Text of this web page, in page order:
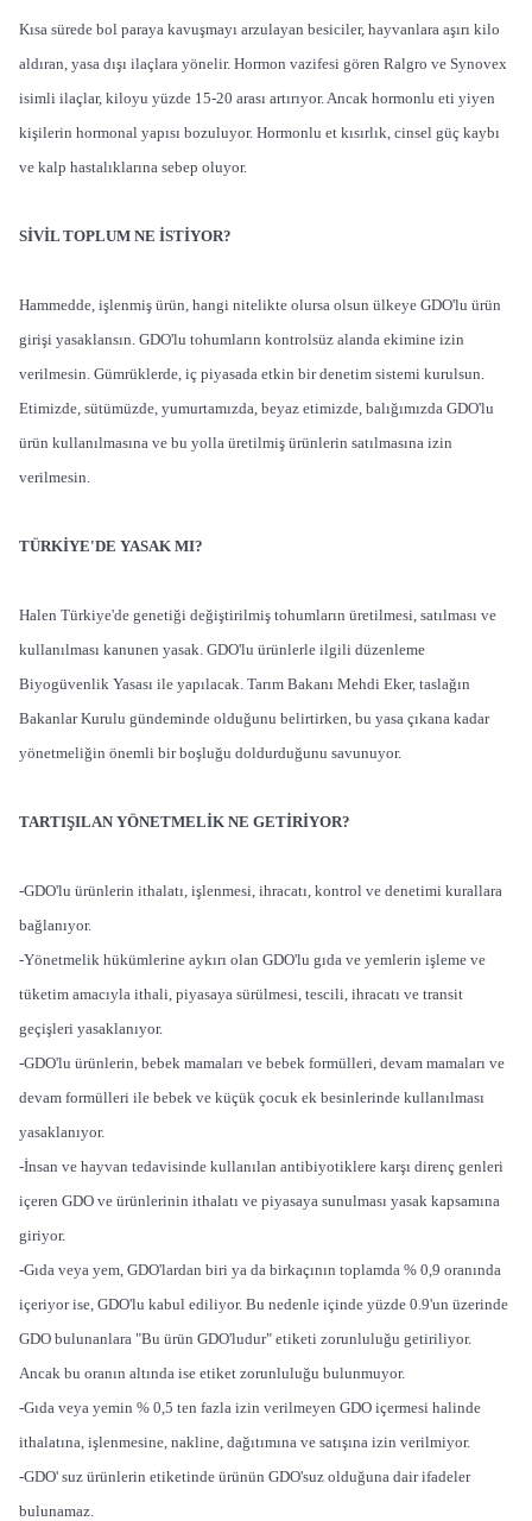
Kısa sürede bol paraya kavuşmayı arzulayan besiciler, hayvanlara aşırı kilo
aldıran, yasa dışı ilaçlara yönelir. Hormon vazifesi gören Ralgro ve Synovex
isimli ilaçlar, kiloyu yüzde 15-20 arası artırıyor. Ancak hormonlu eti yiyen
kişilerin hormonal yapısı bozuluyor. Hormonlu et kısırlık, cinsel güç kaybı
ve kalp hastalıklarına sebep oluyor.
SİVİL TOPLUM NE İSTİYOR?
Hammedde, işlenmiş ürün, hangi nitelikte olursa olsun ülkeye GDO'lu ürün
girişi yasaklansın. GDO'lu tohumların kontrolsüz alanda ekimine izin
verilmesin. Gümrüklerde, iç piyasada etkin bir denetim sistemi kurulsun.
Etimizde, sütümüzde, yumurtamızda, beyaz etimizde, balığımızda GDO'lu
ürün kullanılmasına ve bu yolla üretilmiş ürünlerin satılmasına izin
verilmesin.
TÜRKİYE'DE YASAK MI?
Halen Türkiye'de genetiği değiştirilmiş tohumların üretilmesi, satılması ve
kullanılması kanunen yasak. GDO'lu ürünlerle ilgili düzenleme
Biyogüvenlik Yasası ile yapılacak. Tarım Bakanı Mehdi Eker, taslağın
Bakanlar Kurulu gündeminde olduğunu belirtirken, bu yasa çıkana kadar
yönetmeliğin önemli bir boşluğu doldurduğunu savunuyor.
TARTIŞILAN YÖNETMELİK NE GETİRİYOR?
-GDO'lu ürünlerin ithalatı, işlenmesi, ihracatı, kontrol ve denetimi kurallara
bağlanıyor.
-Yönetmelik hükümlerine aykırı olan GDO'lu gıda ve yemlerin işleme ve
tüketim amacıyla ithali, piyasaya sürülmesi, tescili, ihracatı ve transit
geçişleri yasaklanıyor.
-GDO'lu ürünlerin, bebek mamaları ve bebek formülleri, devam mamaları ve
devam formülleri ile bebek ve küçük çocuk ek besinlerinde kullanılması
yasaklanıyor.
-İnsan ve hayvan tedavisinde kullanılan antibiyotiklere karşı direnç genleri
içeren GDO ve ürünlerinin ithalatı ve piyasaya sunulması yasak kapsamına
giriyor.
-Gıda veya yem, GDO'lardan biri ya da birkaçının toplamda % 0,9 oranında
içeriyor ise, GDO'lu kabul ediliyor. Bu nedenle içinde yüzde 0.9'un üzerinde
GDO bulunanlara "Bu ürün GDO'ludur" etiketi zorunluluğu getiriliyor.
Ancak bu oranın altında ise etiket zorunluluğu bulunmuyor.
-Gıda veya yemin % 0,5 ten fazla izin verilmeyen GDO içermesi halinde
ithalatına, işlenmesine, nakline, dağıtımına ve satışına izin verilmiyor.
-GDO' suz ürünlerin etiketinde ürünün GDO'suz olduğuna dair ifadeler
bulunamaz.